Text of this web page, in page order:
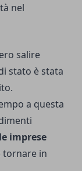
nel
salire
stato è stata
a questa
imprese
tornare in